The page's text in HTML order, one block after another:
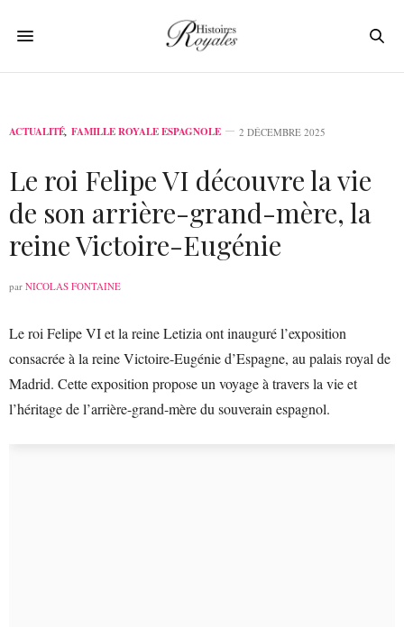
ACTUALITÉ, FAMILLE ROYALE ESPAGNOLE 2 DÉCEMBRE 2025
Le roi Felipe VI découvre la vie
de son arrière-grand-mère, la
reine Victoire-Eugénie
par NICOLAS FONTAINE
Le roi Felipe VI et la reine Letizia ont inauguré l’exposition
consacrée à la reine Victoire-Eugénie d’Espagne, au palais royal de
Madrid. Cette exposition propose un voyage à travers la vie et
l’héritage de l’arrière-grand-mère du souverain espagnol.